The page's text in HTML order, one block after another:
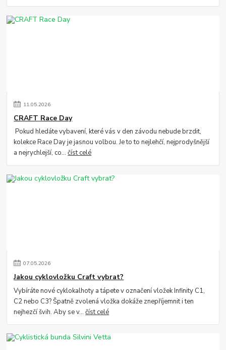
11.05.2026
CRAFT Race Day
Pokud hledáte vybavení, které vás v den závodu nebude brzdit,
kolekce Race Day je jasnou volbou. Je to to nejlehčí, nejprodyšnější
a nejrychlejší, co...číst celé
07.05.2026
Jakou cyklovložku Craft vybrat?
Vybíráte nové cyklokalhoty a tápete v označení vložek Infinity C1,
C2 nebo C3? Špatně zvolená vložka dokáže znepříjemnit i ten
nejhezčí švih. Aby se v...číst celé